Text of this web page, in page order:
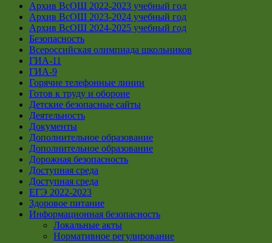
Архив ВсОШ 2022-2023 учебный год
Архив ВсОШ 2023-2024 учебный год
Архив ВсОШ 2024-2025 учебный год
Безопасность
Всероссийская олимпиада школьников
ГИА-11
ГИА-9
Горячие телефонные линии
Готов к труду и обороне
Детские безопасные сайты
Деятельность
Документы
Дополнительное образование
Дополнительное образование
Дорожная безопасность
Доступная среда
Доступная среда
ЕГЭ 2022-2023
Здоровое питание
Информационная безопасность
Локальные акты
Нормативное регулирование